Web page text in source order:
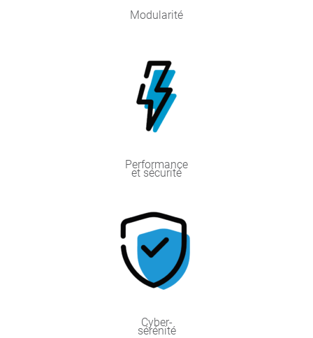
Modularité
Performance
et sécurité
Cyber-
sérénité